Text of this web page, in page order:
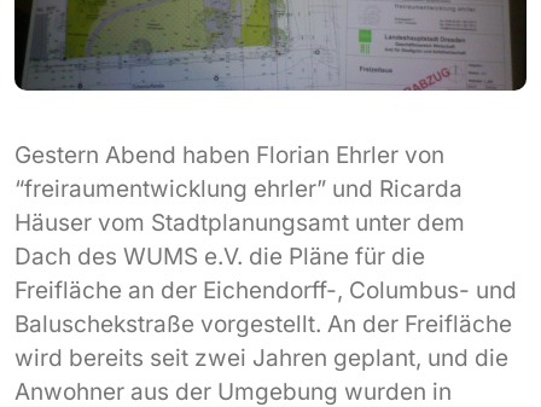
Gestern Abend haben Florian Ehrler von
“freiraumentwicklung ehrler” und Ricarda
Häuser vom Stadtplanungsamt unter dem
Dach des WUMS e.V. die Pläne für die
Freifläche an der Eichendorff-, Columbus- und
Baluschekstraße vorgestellt. An der Freifläche
wird bereits seit zwei Jahren geplant, und die
Anwohner aus der Umgebung wurden in